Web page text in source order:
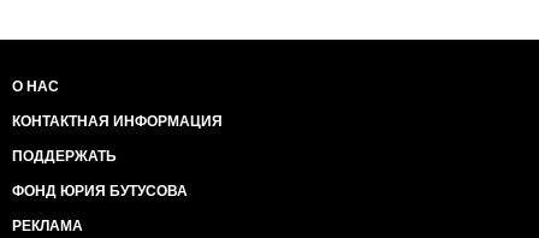
О НАС
КОНТАКТНАЯ ИНФОРМАЦИЯ
ПОДДЕРЖАТЬ
ФОНД ЮРИЯ БУТУСОВА
РЕКЛАМА